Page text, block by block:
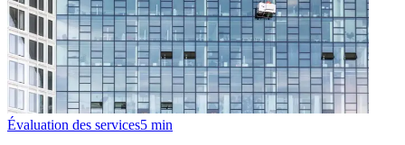
Évaluation des services5 min